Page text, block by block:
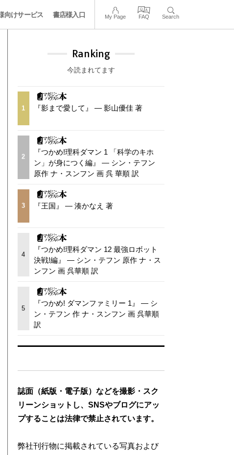
向けサービス 書店様入口 My Page FAQ Search
Ranking
今読まれてます
1 『影まで愛して』 — 影山優佳 著
2
『つかめ!理科ダマン 1 「科学のキホ
ン」が身につく編』 — シン・テフン
原作 ナ・スンフン 画 呉 華順 訳
3 『王国』 — 湊かなえ 著
4
『つかめ!理科ダマン 12 最強ロボット
決戦!編』 — シン・テフン 原作 ナ・ス
ンフン 画 呉華順 訳
5
『つかめ! ダマンファミリー 1』 — シ
ン・テフン 作 ナ・スンフン 画 呉華順
訳
誌面（紙版・電子版）などを撮影・スク
リーンショットし、SNSやブログにアッ
プすることは法律で禁止されています。
弊社刊行物に掲載されている写真および